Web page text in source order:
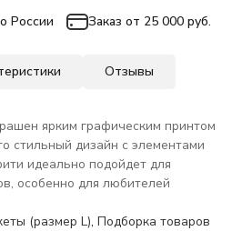
России Заказ от 25 000 руб.
Отзывы
ярким графическим принтом
стильный дизайн с элементами
идеально подойдет для
особенно для любителей
(размер L), Подборка товаров